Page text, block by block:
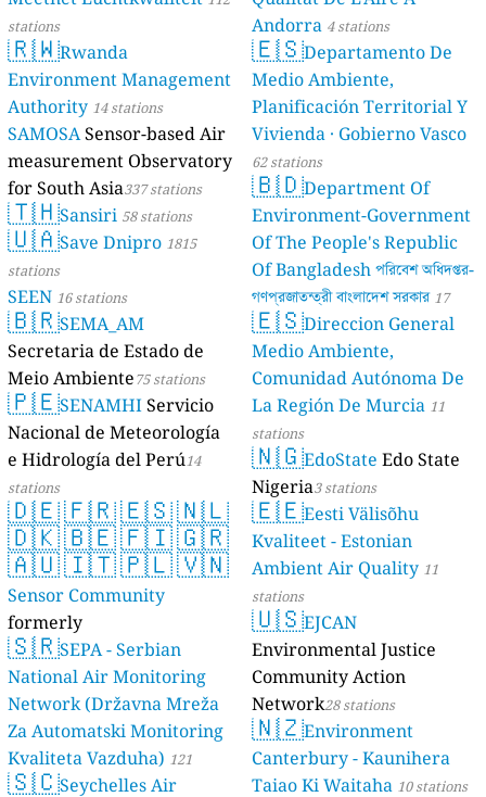
Andorra 4 stations
🇪🇸Departamento De
Medio Ambiente,
Planificación Territorial Y
Vivienda · Gobierno Vasco
62 stations
🇧🇩Department Of
Environment-Government
Of The People's Republic
Of Bangladesh পরিবেশ অধিদপ্তর-
গণপ্রজাতন্ত্রী বাংলাদেশ সরকার 17
stations
🇪🇸Direccion General
Medio Ambiente,
Comunidad Autónoma De
La Región De Murcia 11
stations
🇳🇬EdoStateEdo State
Nigeria3 stations
🇪🇪Eesti Välisõhu
Kvaliteet - Estonian
Ambient Air Quality 11
stations
🇺🇸EJCAN
Environmental Justice
Community Action
Network28 stations
🇳🇿Environment
Canterbury - Kaunihera
Taiao Ki Waitaha 10 stations
stations
🇷🇼Rwanda
Environment Management
Authority 14 stations
SAMOSASensor-based Air
measurement Observatory
for South Asia337 stations
🇹🇭Sansiri 58 stations
🇺🇦Save Dnipro 1815
stations
SEEN 16 stations
🇧🇷SEMA_AM
Secretaria de Estado de
Meio Ambiente75 stations
🇵🇪SENAMHIServicio
Nacional de Meteorología
e Hidrología del Perú14
stations
🇩🇪🇫🇷🇪🇸🇳🇱
🇩🇰🇧🇪🇫🇮🇬🇷
🇦🇺🇮🇹🇵🇱🇻🇳
Sensor Community
formerly
luftdaten.info35821 stations
🇸🇷SEPA - Serbian
National Air Monitoring
Network (Državna Mreža
Za Automatski Monitoring
Kvaliteta Vazduha) 121
stations
🇸🇨Seychelles Air